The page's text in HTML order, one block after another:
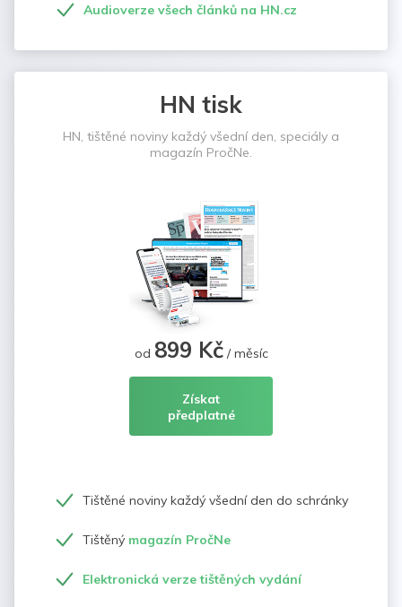
Audioverze všech článků na HN.cz
HN tisk
HN, tištěné noviny každý všední den, speciály a
magazín PročNe.
od 899 Kč/ měsíc
Získat
předplatné
Tištěné noviny každý všední den do schránky
Tištěný magazín PročNe
Elektronická verze tištěných vydání